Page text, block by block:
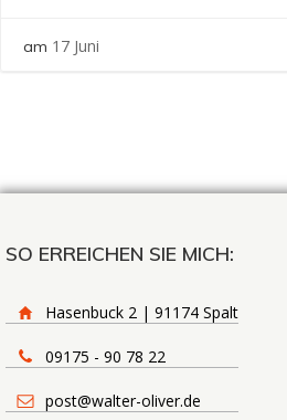
am 17 Juni
SO ERREICHEN SIE MICH:
Hasenbuck 2 | 91174 Spalt
09175 - 90 78 22
post@walter-oliver.de